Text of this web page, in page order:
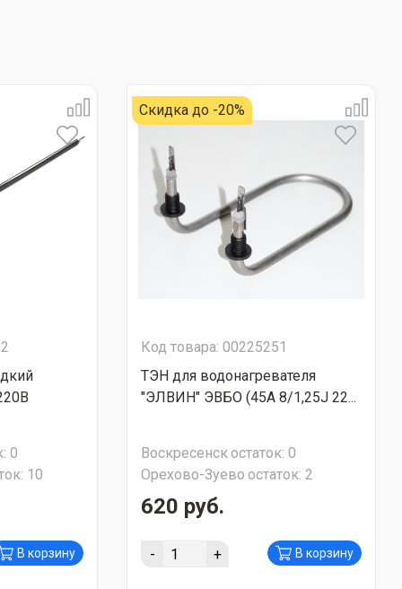
0
10
В корзину
Скидка до -20%
Код товара: 00225251
ТЭН для водонагревателя
"ЭЛВИН" ЭВБО (45А 8/1,25J 22...
Воскресенскостаток: 0
Орехово-Зуево остаток: 2
620 руб.
- + В корзину